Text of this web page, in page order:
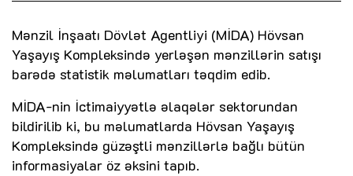
Mənzil İnşaatı Dövlət Agentliyi (MİDA) Hövsan
Yaşayış Kompleksində yerləşən mənzillərin satışı
barədə statistik məlumatları təqdim edib.
MİDA-nin İctimaiyyətlə əlaqələr sektorundan
bildirilib ki, bu məlumatlarda Hövsan Yaşayış
Kompleksində güzəştli mənzillərlə bağlı bütün
informasiyalar öz əksini tapıb.